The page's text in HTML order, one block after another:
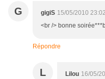
G gigiS 15/05/2010 23:02
<br /> bonne
Répondre
L Lilou 16/05/